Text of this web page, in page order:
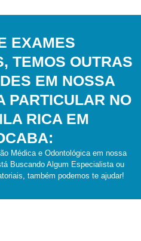
EXAMES
TEMOS OUTRAS
EM NOSSA
PARTICULAR NO
RICA EM
Médica e Odontológica em nossa
Buscando Algum Especialista ou
também podemos te ajudar!